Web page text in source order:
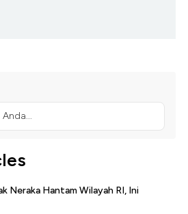
Neraka Hantam Wilayah RI, Ini